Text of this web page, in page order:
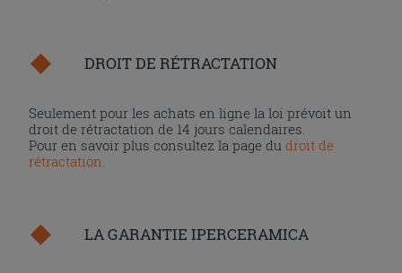
DROIT DE RÉTRACTATION
Seulement pour les achats en ligne la loi prévoit un
droit de rétractation de 14 jours calendaires.
Pour en savoir plus consultez la page dudroit de
rétractation
LA GARANTIE IPERCERAMICA